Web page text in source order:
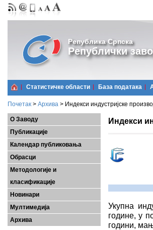
Република Српска
Републички
Статистичке области Базa података
Почетак > Архива > Индекси индустријске
О Заводу
Публикације
Календар публиковања
Обрасци
Методологије и
класификације
Новинари
Мултимедија
Архива
Индекси
Укупна
године, у
години,